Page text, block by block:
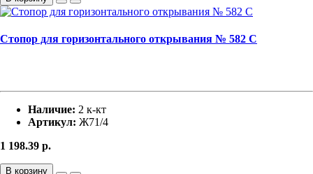
Стопор для горизонтального открывания № 582 С
Наличие: 2 к-кт
Артикул: Ж71/4
1 198.39 р.
В корзину